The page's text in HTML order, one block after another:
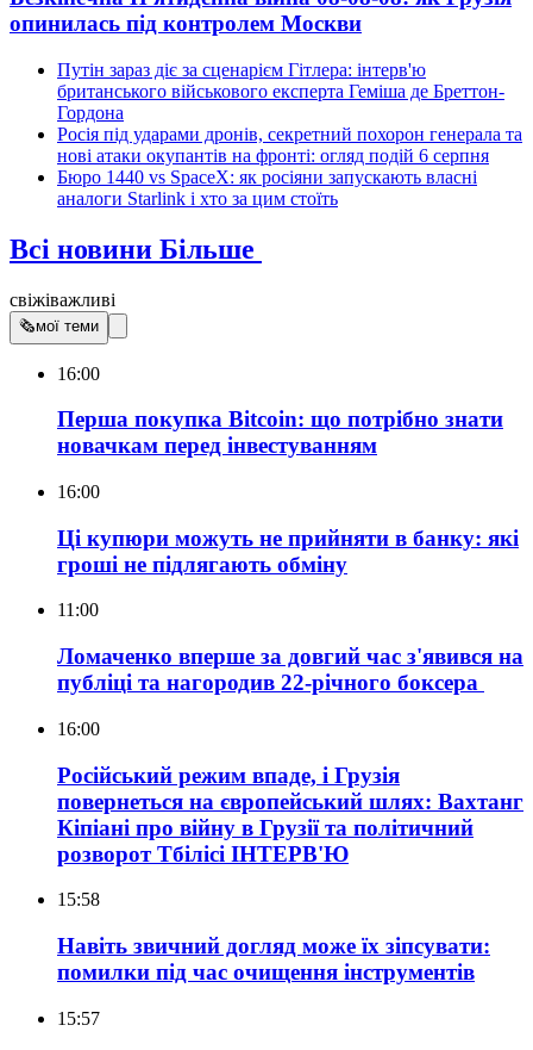
опинилась під контролем Москви
Путін зараз діє за сценарієм Гітлера: інтерв'ю
британського військового експерта Геміша де Бреттон-
Гордона
Росія під ударами дронів, секретний похорон генерала та
нові атаки окупантів на фронті: огляд подій 6 серпня
Бюро 1440 vs SpaceX: як росіяни запускають власні
аналоги Starlink і хто за цим стоїть
Всі новини Більше
свіжіважливі
🗞мої теми
16:00
Перша покупка Bitcoin: що потрібно знати
новачкам перед інвестуванням
16:00
Ці купюри можуть не прийняти в банку: які
гроші не підлягають обміну
11:00
Ломаченко вперше за довгий час з'явився на
публіці та нагородив 22-річного боксера
16:00
Російський режим впаде, і Грузія
повернеться на європейський шлях: Вахтанг
Кіпіані про війну в Грузії та політичний
розворот Тбілісі ІНТЕРВ'Ю
15:58
Навіть звичний догляд може їх зіпсувати:
помилки під час очищення інструментів
15:57